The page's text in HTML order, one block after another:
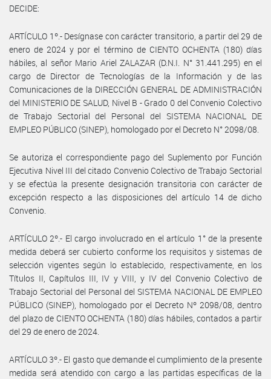
DECIDE:
ARTÍCULO 1º.- Desígnase con carácter transitorio, a partir del 29 de
enero de 2024 y por el término de CIENTO OCHENTA (180) días
hábiles, al señor Mario Ariel ZALAZAR (D.N.I. N° 31.441.295) en el
cargo de Director de Tecnologías de la Información y de las
Comunicaciones de la DIRECCIÓN GENERAL DE ADMINISTRACIÓN
del MINISTERIO DE SALUD, Nivel B - Grado 0 del Convenio Colectivo
de Trabajo Sectorial del Personal del SISTEMA NACIONAL DE
EMPLEO PÚBLICO (SINEP), homologado por el Decreto N° 2098/08.
Se autoriza el correspondiente pago del Suplemento por Función
Ejecutiva Nivel III del citado Convenio Colectivo de Trabajo Sectorial
y se efectúa la presente designación transitoria con carácter de
excepción respecto a las disposiciones del artículo 14 de dicho
Convenio.
ARTÍCULO 2º.- El cargo involucrado en el artículo 1° de la presente
medida deberá ser cubierto conforme los requisitos y sistemas de
selección vigentes según lo establecido, respectivamente, en los
Títulos II, Capítulos III, IV y VIII, y IV del Convenio Colectivo de
Trabajo Sectorial del Personal del SISTEMA NACIONAL DE EMPLEO
PÚBLICO (SINEP), homologado por el Decreto Nº 2098/08, dentro
del plazo de CIENTO OCHENTA (180) días hábiles, contados a partir
del 29 de enero de 2024.
ARTÍCULO 3º.- El gasto que demande el cumplimiento de la presente
medida será atendido con cargo a las partidas específicas de la